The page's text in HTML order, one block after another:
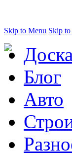
Skip to Menu Skip
Доска
Блог
Авто